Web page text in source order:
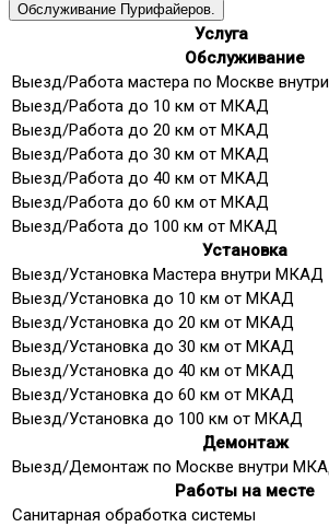
Обслуживание Пурифайеров.
Услуга
Обслуживание
Выезд/Работа мастера по Москве
Выезд/Работа до 10 км от МКАД
Выезд/Работа до 20 км от МКАД
Выезд/Работа до 30 км от МКАД
Выезд/Работа до 40 км от МКАД
Выезд/Работа до 60 км от МКАД
Выезд/Работа до 100 км от МКАД
Установка
Выезд/Установка Мастера внутри МКАД
Выезд/Установка до 10 км от МКАД
Выезд/Установка до 20 км от МКАД
Выезд/Установка до 30 км от МКАД
Выезд/Установка до 40 км от МКАД
Выезд/Установка до 60 км от МКАД
Выезд/Установка до 100 км от МКАД
Демонтаж
Выезд/Демонтаж по Москве внутри
Работы на месте
Санитарная обработка системы